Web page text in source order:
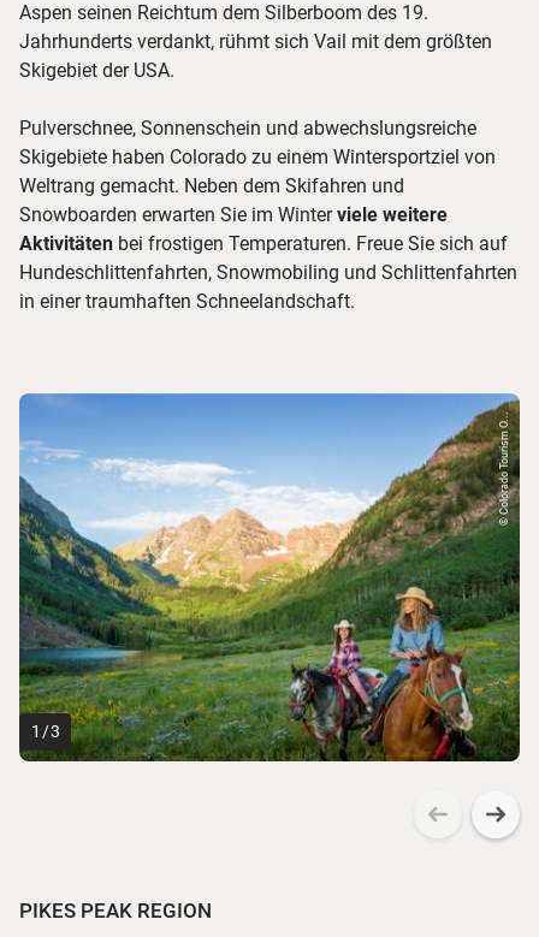
Aspen seinen Reichtum dem Silberboom des 19.
Jahrhunderts verdankt, rühmt sich Vail mit dem größten
Skigebiet der USA.
Pulverschnee, Sonnenschein und abwechslungsreiche
Skigebiete haben Colorado zu einem Wintersportziel von
Weltrang gemacht. Neben dem Skifahren und
Snowboarden erwarten Sie im Winterviele weitere
Aktivitäten bei frostigen Temperaturen. Freue Sie sich auf
Hundeschlittenfahrten, Snowmobiling und Schlittenfahrten
in einer traumhaften Schneelandschaft.
© Colorado Tourism O...
1 /3
PIKES PEAK REGION